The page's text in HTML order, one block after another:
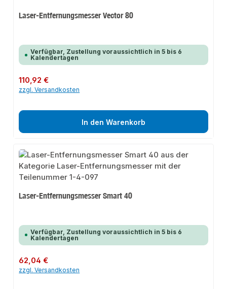
Laser-Entfernungsmesser Vector 80
Verfügbar, Zustellung voraussichtlich in 5 bis 6
Kalendertagen
Regulärer Preis:
110,92 €
zzgl. Versandkosten
In den Warenkorb
Laser-Entfernungsmesser Smart 40
Verfügbar, Zustellung voraussichtlich in 5 bis 6
Kalendertagen
Regulärer Preis:
62,04 €
zzgl. Versandkosten